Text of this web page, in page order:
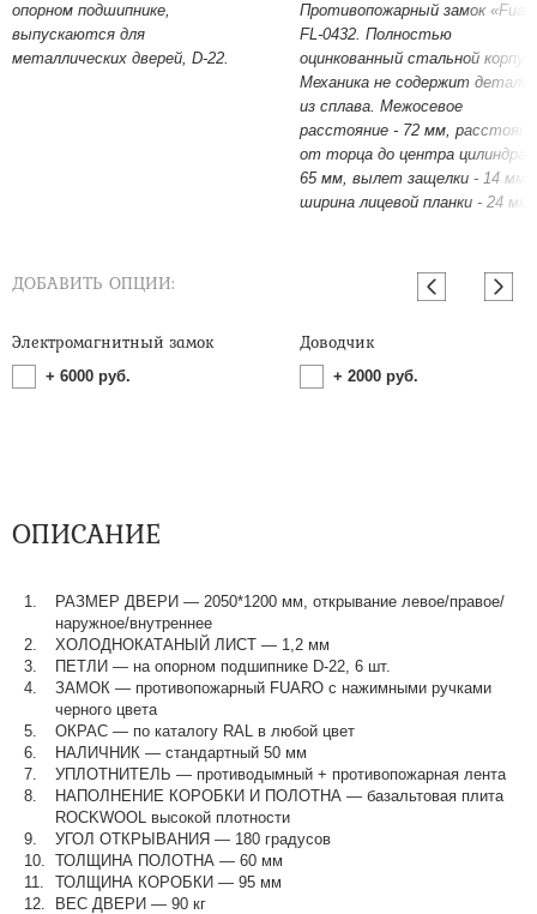
опорном подшипнике,
выпускаются для
металлических дверей, D-22.
Противопожарный замок
FL-0432. Полностью
оцинкованный стальной корпус.
Механика не содержит деталей
из сплава. Межосевое
расстояние - 72 мм,
от торца до центра цилиндра -
65 мм, вылет защелки - 14 мм,
ширина лицевой планки - 24 мм.
ДОБАВИТЬ ОПЦИИ:
Электромагнитный замок
+ 6000 руб.
Доводчик
+ 2000 руб.
ОПИСАНИЕ
РАЗМЕР ДВЕРИ — 2050*1200 мм, открывание левое/правое/
наружное/внутреннее
ХОЛОДНОКАТАНЫЙ ЛИСТ — 1,2 мм
ПЕТЛИ — на опорном подшипнике D-22, 6 шт.
ЗАМОК — противопожарный FUARO с нажимными ручками
черного цвета
ОКРАС — по каталогу RAL в любой цвет​​​​​​​
НАЛИЧНИК — стандартный 50 мм
УПЛОТНИТЕЛЬ — противодымный + противопожарная лента
НАПОЛНЕНИЕ КОРОБКИ И ПОЛОТНА — базальтовая плита
ROCKWOOL высокой плотности
УГОЛ ОТКРЫВАНИЯ — 180 градусов
ТОЛЩИНА ПОЛОТНА — 60 мм
ТОЛЩИНА КОРОБКИ — 95 мм
ВЕС ДВЕРИ — 90 кг